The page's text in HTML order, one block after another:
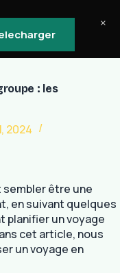
: les
2024
sembler être une
en suivant quelques
planifier un voyage
cet article, nous
un voyage en
×